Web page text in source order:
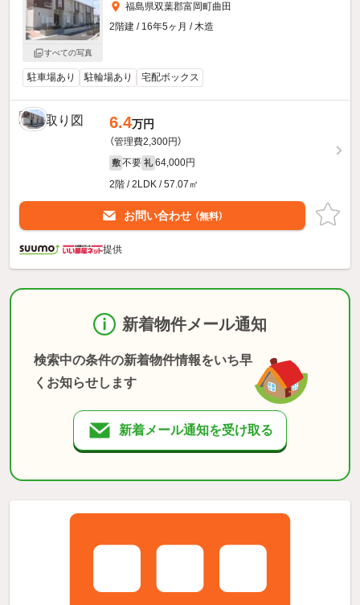
すべての写真
福島県双葉郡富岡町曲田
2階建 / 16年5ヶ月 / 木造
駐車場あり 駐輪場あり 宅配ボックス
6.4万円
（管理費2,300円）
敷 不要 礼 64,000円
2階 / 2LDK / 57.07㎡
お問い合わせ （無料）
提供
新着物件メール通知
検索中の条件の新着物件情報をいち早
くお知らせします
新着メール通知を受け取る